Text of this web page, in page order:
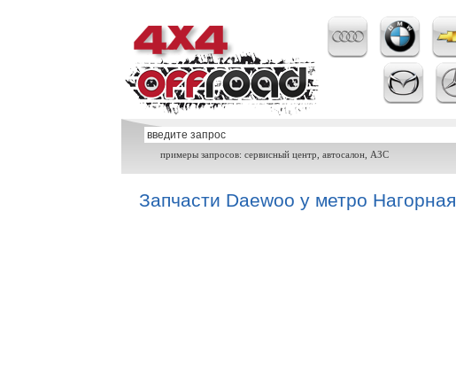
примеры запросов: сервисный центр, автосалон, АЗС
Запчасти Daewoo у метро Нагорная